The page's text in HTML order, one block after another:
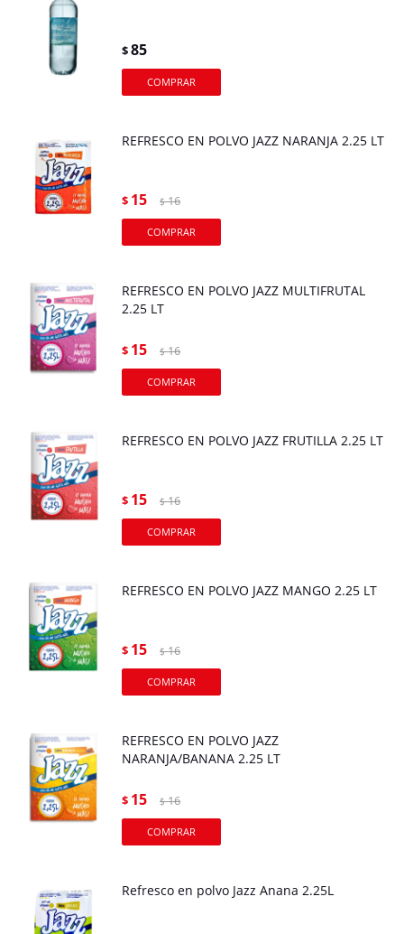
$85
REFRESCO EN POLVO JAZZ NARANJA 2.25 LT
$ 15 $ 16
REFRESCO EN POLVO JAZZ MULTIFRUTAL
2.25 LT
$ 15 $ 16
REFRESCO EN POLVO JAZZ FRUTILLA 2.25 LT
$ 15 $ 16
REFRESCO EN POLVO JAZZ MANGO 2.25 LT
$ 15 $ 16
REFRESCO EN POLVO JAZZ
NARANJA/BANANA 2.25 LT
$ 15 $ 16
Refresco en polvo Jazz Anana 2.25L